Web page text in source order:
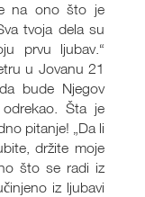
na ono što je
tvoja dela su
prvu ljubav.“
u Jovanu 21
bude Njegov
Šta je
pitanje! „Da li
držite moje
što se radi iz
iz ljubavi